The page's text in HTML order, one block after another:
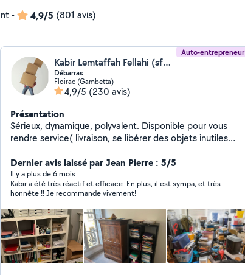
- 4,9/5 (801 avis)
Auto-entrepreneur
Kabir Lemtaffah Fellahi (sfb multiservices)
Débarras
Floirac (Gambetta)
4,9/5 (230 avis)
Présentation
Sérieux, dynamique, polyvalent. Disponible pour vous
rendre service( livraison, se libérer des objets inutiles
de garage , maison, grenier, ...).
Dernier avis laissé par Jean Pierre : 5/5
Il y a plus de 6 mois
Kabir a été très réactif et efficace. En plus, il est sympa, et très
honnête !! Je recommande vivement!